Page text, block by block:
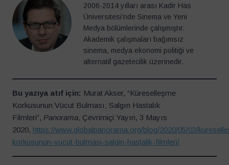
2006-2014 yılları arası Kadir Has
Üniversitesi’nde Sinema ve Yeni
Medya bölümlerinde çalışmıştır.
Akademik çalışmaları bağımsız
sinema, medya ekonomi politiği ve
alternatif gazetecilik üzerinedir.
Bu yazıya atıf için: Murat Akser, “Küreselleşme
Korkusunun Vücut Bulması; Salgın Hastalık
Filmleri”, Panorama, Çevrimiçi Yayın, 3 Mayıs
2020, https://www.globalpanorama.org/blog/2020/05/03/
korkusunun-vucut-bulmasi-salgin-hastalik-filmleri/